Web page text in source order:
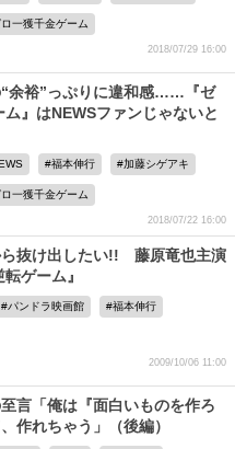
一獲千金ゲーム
2018/07/29 16:00
“余裕”っぷりに違和感……『ゼ
ム』はNEWSファンじゃないと
福本伸行 加藤シゲアキ
一獲千金ゲーム
2018/07/22 16:00
ら抜け出したい!! 藤原竜也主演
ゲーム』
パンドラ映画館 福本伸行
2009/10/06 11:00
言「俺は『面白いものを作ろ
作れちゃう」（後編）